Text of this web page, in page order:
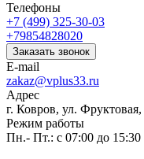
Телефоны
+7 (499) 325-30-03
+79854828020
Заказать звонок
E-mail
zakaz@vplus33.ru
Адрес
г. Ковров, ул.
Режим работы
Пн.- Пт.: с 07:00 до 15:30